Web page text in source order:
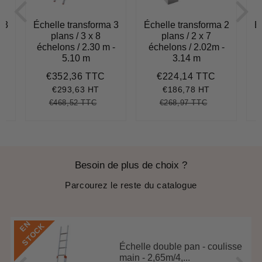
3
Échelle transforma 3
plans / 3 x 8
échelons / 2.30 m -
5.10 m
Prix
réduit
€352,36 TTC
€293,63 HT
Prix
€468,52 TTC€468,52
Échelle transforma 2
plans / 2 x 7
échelons / 2.02m -
3.14 m
Prix
réduit
€224,14 TTC
€186,78 HT
Prix
€268,97 TTC€268,97
Besoin de plus de choix ?
Parcourez le reste du catalogue
E
N
S
T
O
C
K
Échelle double pan - coulisse
main - 2,65m/4,...